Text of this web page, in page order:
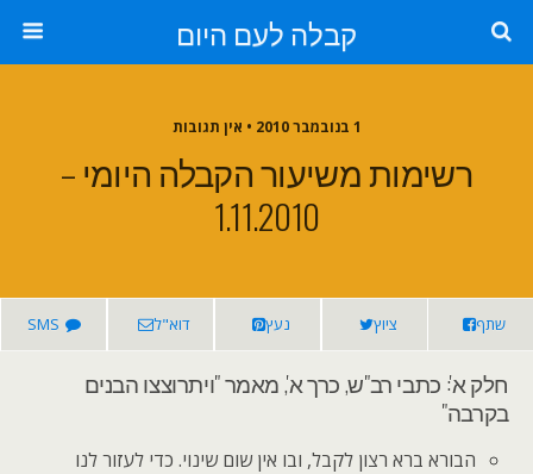
קבלה לעם היום
1 בנובמבר 2010 • אין תגובות
רשימות משיעור הקבלה היומי –
1.11.2010
שתף ציוץ נעץ דוא"ל SMS
חלק א': כתבי רב"ש, כרך א', מאמר "ויתרוצצו הבנים
בקרבה"
הבורא ברא רצון לקבל, ובו אין שום שינוי. כדי לעזור לנו